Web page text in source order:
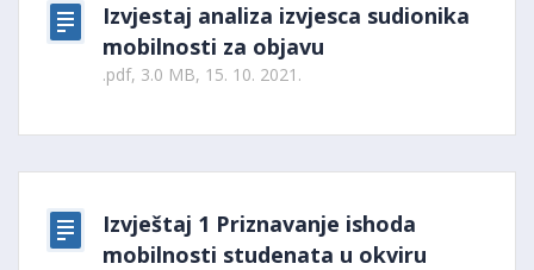
Izvjestaj analiza izvjesca sudionika
mobilnosti za objavu
.pdf, 3.0 MB, 15. 10. 2021.
Izvještaj 1 Priznavanje ishoda
mobilnosti studenata u okviru